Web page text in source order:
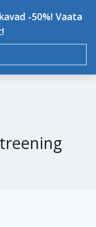
-50%! Vaata